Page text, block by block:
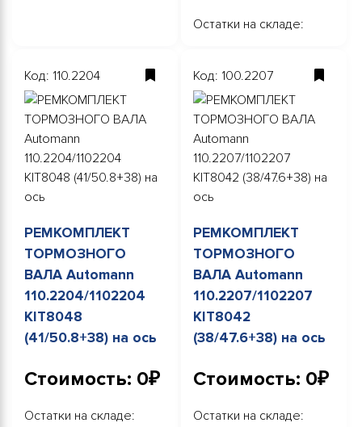
Остатки на складе:
Код: 110.2204
РЕМКОМПЛЕКТ
ТОРМОЗНОГО
ВАЛА Automann
110.2204/1102204
KIT8048
(41/50.8+38) на ось
Стоимость: 0₽
Остатки на складе:
Код: 100.2207
РЕМКОМПЛЕКТ
ТОРМОЗНОГО
ВАЛА Automann
110.2207/1102207
KIT8042
(38/47.6+38) на ось
Стоимость: 0₽
Остатки на складе: